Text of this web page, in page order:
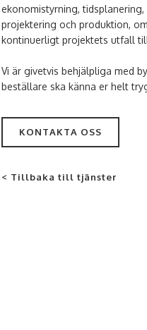
ekonomistyrning,
projektering och produktion,
kontinuerligt projektets utfall
Vi är givetvis behjälpliga med
beställare ska känna er helt
KONTAKTA OSS
< Tillbaka till tjänster